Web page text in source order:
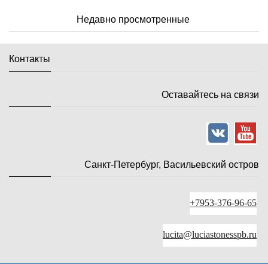
Недавно просмотренные
Контакты
Оставайтесь на связи
Санкт-Петербург, Васильевский остров
+7953-376-96-65
lucita@luciastonesspb.ru